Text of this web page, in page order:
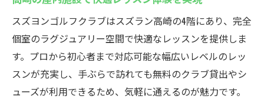
スズヨンゴルフクラブはスズラン高崎の4階にあり、完全
個室のラグジュアリー空間で快適なレッスンを提供しま
す。プロから初心者まで対応可能な幅広いレベルのレッ
スンが充実し、手ぶらで訪れても無料のクラブ貸出やシ
ューズが利用できるため、気軽に通えるのが魅力です。